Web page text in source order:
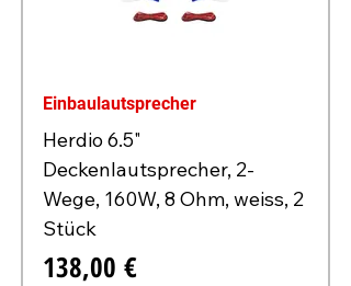
Einbaulautsprecher
Herdio 6.5"
Deckenlautsprecher, 2-
Wege, 160W, 8 Ohm, weiss, 2
Stück
Preis
138,00 €